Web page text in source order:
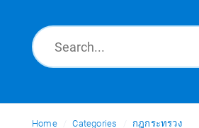
News
Ask a Question
Home Categories กฎกระทรวง